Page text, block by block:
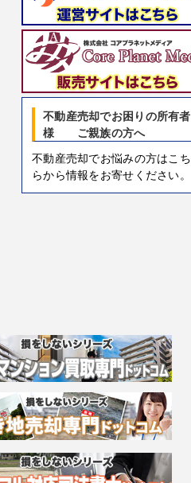
不動産売却でお困りの所有者
様 ご親族の方へ
不動産売却でお悩みの方はこち
らから情報をお寄せください。